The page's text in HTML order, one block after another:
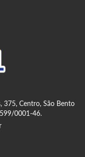
375, Centro, São Bento
0001-46.